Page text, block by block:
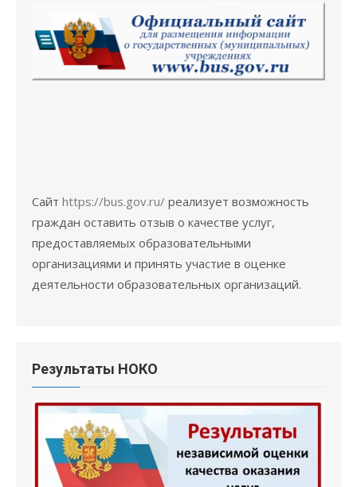
Сайт https://bus.gov.ru/ реализует возможность
граждан оставить отзыв о качестве услуг,
предоставляемых образовательными
организациями и принять участие в оценке
деятельности образовательных организаций.
Результаты НОКО